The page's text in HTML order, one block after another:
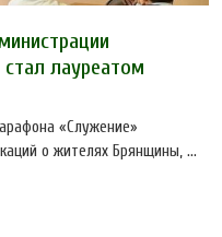
лауреатом
«Служение»
о жителях Брянщины, ...